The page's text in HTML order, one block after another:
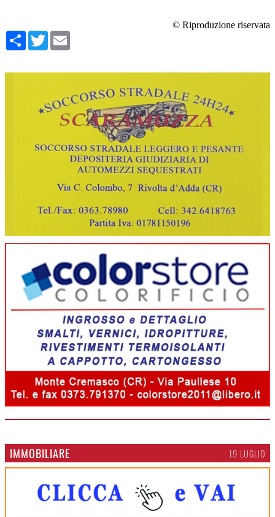
© Riproduzione riservata
Condividi
Twitter
IMMOBILIARE 19 LUGLIO